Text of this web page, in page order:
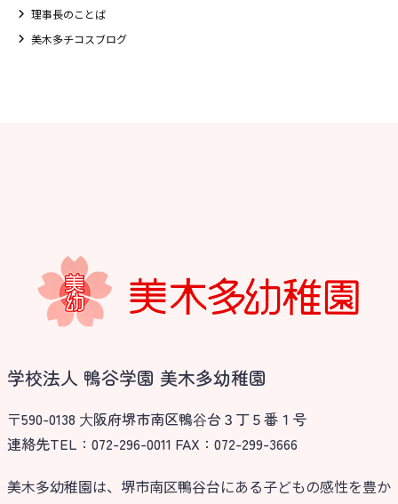
理事長のことば
美木多チコスブログ
学校法人 鴨谷学園 美木多幼稚園
〒590-0138 ⼤阪府堺市南区鴨⾕台３丁５番１号
連絡先TEL：072-296-0011 FAX：072-299-3666
美木多幼稚園は、堺市南区鴨谷台にある子どもの感性を豊か